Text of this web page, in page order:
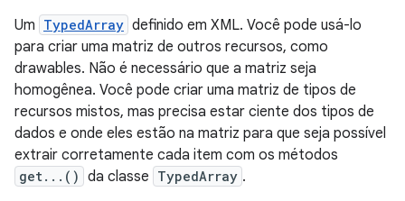
Um TypedArray definido em XML. Você pode usá-lo
para criar uma matriz de outros recursos, como
drawables. Não é necessário que a matriz seja
homogênea. Você pode criar uma matriz de tipos de
recursos mistos, mas precisa estar ciente dos tipos de
dados e onde eles estão na matriz para que seja possível
extrair corretamente cada item com os métodos
get...() da classe TypedArray .